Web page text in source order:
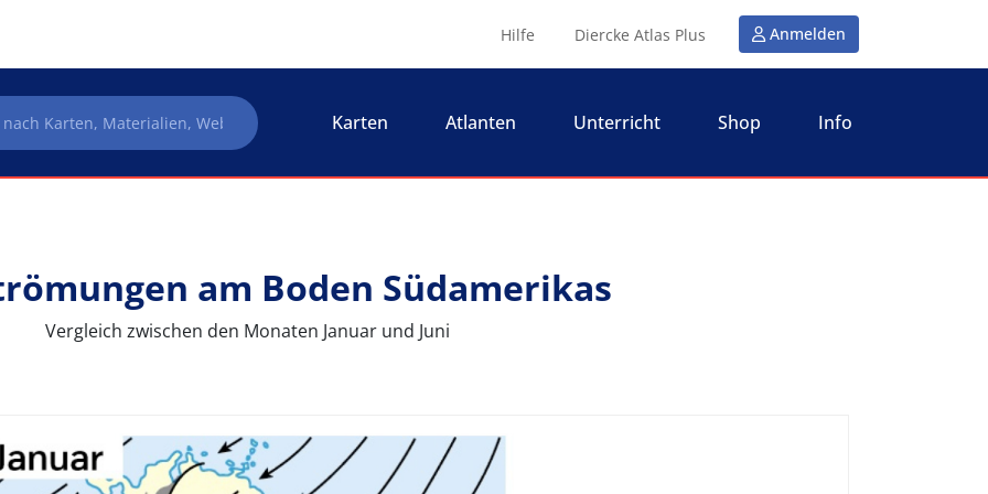
Hilfe Diercke Atlas Plus Anmelden
Karten Atlanten Unterricht Shop Info
am Boden Südamerikas
Vergleich zwischen den Monaten Januar und Juni